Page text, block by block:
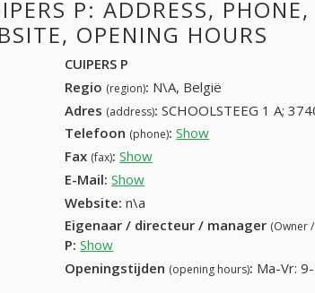
P: ADDRESS,
OPENING HOURS
CUIPERS P
Regio (region): N\A, België
Adres (address): SCHOOLSTEEG 1 A;
Telefoon (phone): Show
Fax (fax): Show
E-Mail: Show
Website: n\a
Eigenaar / directeur / manager (Owner
P: Show
Openingstijden (opening hours): Ma-Vr: